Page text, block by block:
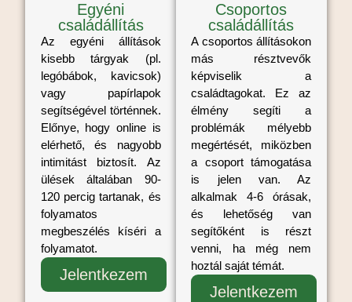
Egyéni
családállítás
Az egyéni állítások
kisebb tárgyak (pl.
legóbábok, kavicsok)
vagy papírlapok
segítségével történnek.
Előnye, hogy online is
elérhető, és nagyobb
intimitást biztosít. Az
ülések általában 90-
120 percig tartanak, és
folyamatos
megbeszélés kíséri a
folyamatot.
Jelentkezem
Csoportos
családállítás
A csoportos állításokon
más résztvevők
képviselik a
családtagokat. Ez az
élmény segíti a
problémák mélyebb
megértését, miközben
a csoport támogatása
is jelen van. Az
alkalmak 4-6 órásak,
és lehetőség van
segítőként is részt
venni, ha még nem
hoztál saját témát.
Jelentkezem